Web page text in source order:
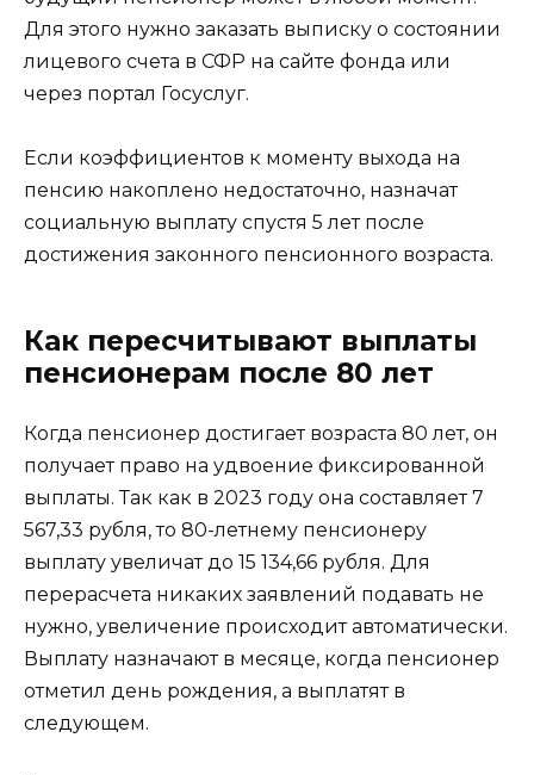
Для этого нужно заказать выписку о состоянии
лицевого счета в СФР на сайте фонда или
через портал Госуслуг.
Если коэффициентов к моменту выхода на
пенсию накоплено недостаточно, назначат
социальную выплату спустя 5 лет после
достижения законного пенсионного возраста.
Как пересчитывают выплаты
пенсионерам после 80 лет
Когда пенсионер достигает возраста 80 лет, он
получает право на удвоение фиксированной
выплаты. Так как в 2023 году она составляет 7
567,33 рубля, то 80-летнему пенсионеру
выплату увеличат до 15 134,66 рубля. Для
перерасчета никаких заявлений подавать не
нужно, увеличение происходит автоматически.
Выплату назначают в месяце, когда пенсионер
отметил день рождения, а выплатят в
следующем.